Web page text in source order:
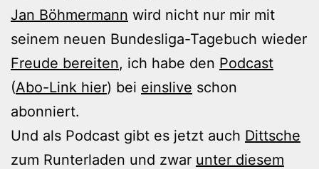
Jan Böhmermann wird nicht nur mir mit
seinem neuen Bundesliga-Tagebuch wieder
Freude bereiten, ich habe den Podcast
(Abo-Link hier) bei einslive schon
abonniert.
Und als Podcast gibt es jetzt auch Dittsche
zum Runterladen und zwar unter diesem